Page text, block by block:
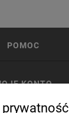
POMOC
KONTO